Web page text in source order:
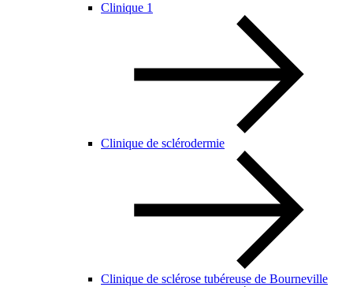
Clinique 1
Clinique de sclérodermie
Clinique de sclérose tubéreuse de Bourneville